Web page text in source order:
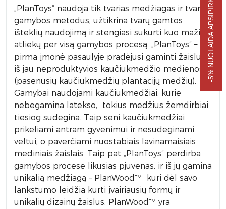
„PlanToys“ naudoja tik tvarias medžiagas ir tvarius
gamybos metodus, užtikrina tvarų gamtos
išteklių naudojimą ir stengiasi sukurti kuo mažiau
atliekų per visą gamybos procesą. „PlanToys“ –
pirma įmonė pasaulyje pradėjusi gaminti žaislus
iš jau neproduktyvios kaučiukmedžio medienos
(pasenusių kaučiukmedžių plantacijų medžių).
Gamybai naudojami kaučiukmedžiai, kurie
nebegamina latekso, tokius medžius žemdirbiai
tiesiog sudegina. Taip seni kaučiukmedžiai
prikeliami antram gyvenimui ir nesudeginami
veltui, o paverčiami nuostabiais lavinamaisiais
mediniais žaislais. Taip pat „PlanToys“ perdirba
gamybos procese likusias pjuvenas, ir iš jų gamina
unikalią medžiagą – PlanWood™ kuri dėl savo
lankstumo leidžia kurti įvairiausių formų ir
unikalių dizainų žaislus. PlanWood™ yra
-5% NUOLAIDA APSIPIRKIMUI